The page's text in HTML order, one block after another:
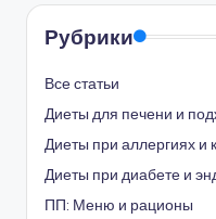
Рубрики
Все статьи
Диеты для печени и
Диеты при аллергиях и
Диеты при диабете и
ПП: Меню и рационы